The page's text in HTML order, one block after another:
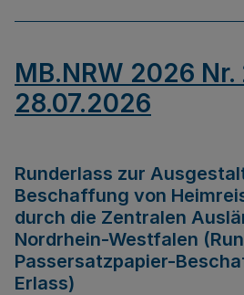
MB.NRW 2026 Nr.
28.07.2026
Runderlass zur
Beschaffung von
durch die Zentralen
Nordrhein-Westfalen
Passersatzpapier-
Erlass)